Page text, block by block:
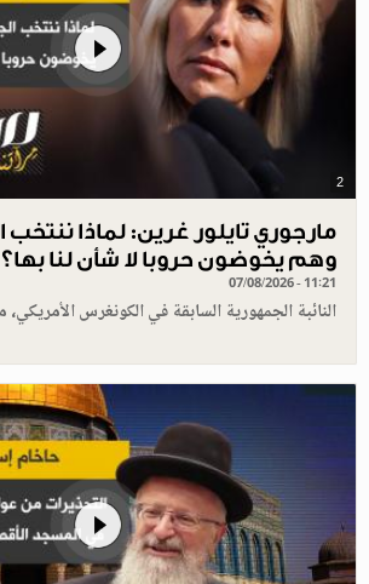
2
مارجوري تايلور غرين: لماذا
وهم يخوضون حروبا لا شأن لنا بها؟
07/08/2026 - 11:21
النائبة الجمهورية السابقة في الكونغرس